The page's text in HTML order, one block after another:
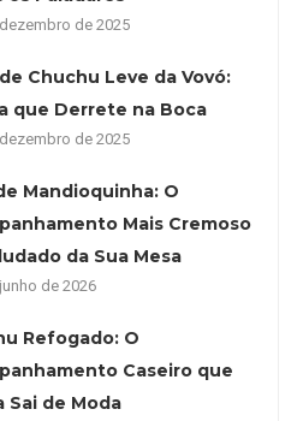
de 2025
Chuchu Leve da Vovó:
que Derrete na Boca
de 2025
Mandioquinha: O
Mais Cremoso
da Sua Mesa
de 2026
Refogado: O
Caseiro que
Sai de Moda